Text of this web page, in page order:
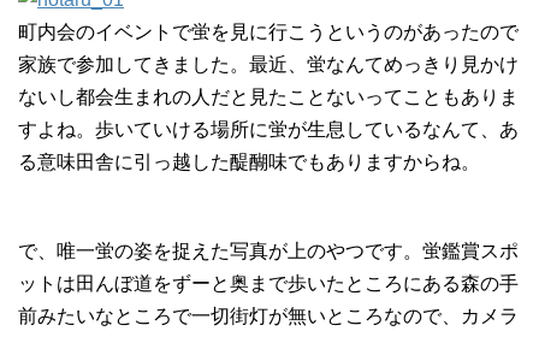
町内会のイベントで蛍を見に行こうというのがあったので
家族で参加してきました。最近、蛍なんてめっきり見かけ
ないし都会生まれの人だと見たことないってこともありま
すよね。歩いていける場所に蛍が生息しているなんて、あ
る意味田舎に引っ越した醍醐味でもありますからね。
で、唯一蛍の姿を捉えた写真が上のやつです。蛍鑑賞スポ
ットは田んぼ道をずーと奥まで歩いたところにある森の手
前みたいなところで一切街灯が無いところなので、カメラ